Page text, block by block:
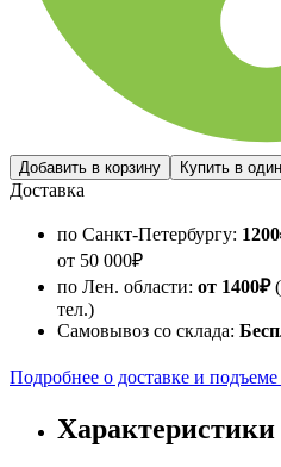
Доставка
по Санкт-Петербургу: 1200
от 50 000₽
по Лен. области: от 1400₽
тел.)
Самовывоз со склада:
Подробнее о доставке и подъеме
Характеристики